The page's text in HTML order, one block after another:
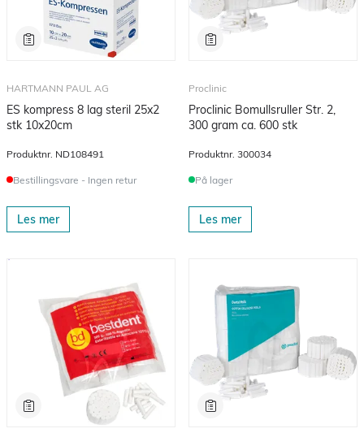
HARTMANN PAUL AG
ES kompress 8 lag steril 25x2
stk 10x20cm
Produktnr. ND108491
Bestillingsvare - Ingen retur
Les mer
Proclinic
Proclinic Bomullsruller Str. 2,
300 gram ca. 600 stk
Produktnr. 300034
På lager
Les mer